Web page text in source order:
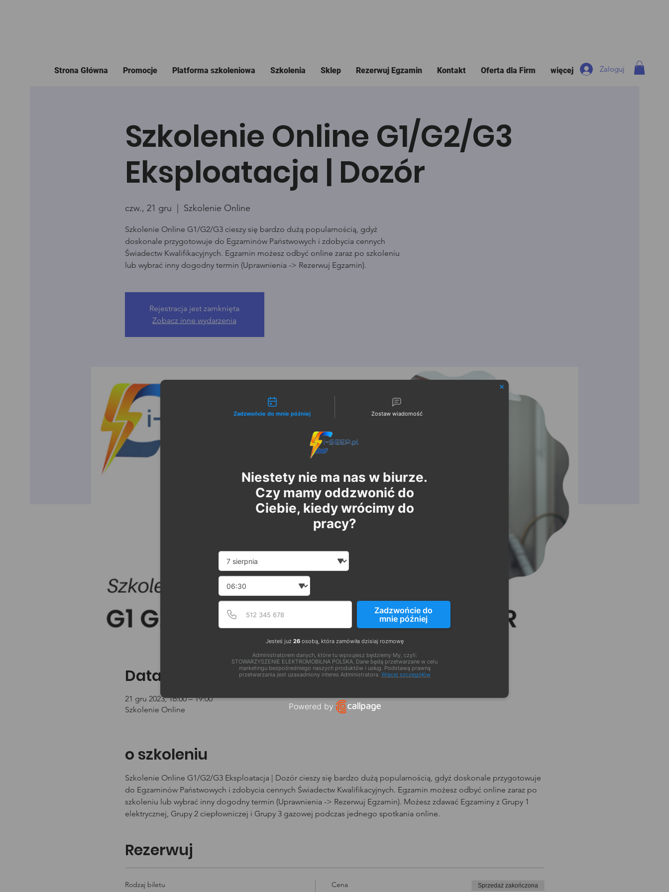
Strona Główna Promocje Platforma szkoleniowa Szkolenia Sklep Rezerwuj Egzamin Kontakt Oferta dla Firm więcej Zaloguj
Szkolenie Online G1/G2/G3
Eksploatacja | Dozór
czw., 21 gru
  |
Szkolenie Online
Szkolenie Online G1/G2/G3 cieszy się bardzo dużą popularnością, gdyż
doskonale przygotowuje do Egzaminów Państwowych i zdobycia cennych
Świadectw Kwalifikacyjnych. Egzamin możesz odbyć online zaraz po szkoleniu
lub wybrać inny dogodny termin (Uprawnienia -> Rezerwuj Egzamin).
Rejestracja jest zamknięta
Zobacz inne wydarzenia
Data i godzina szkolenia
21 gru 2023, 16:00 – 19:00
Szkolenie Online
o szkoleniu
Szkolenie Online G1/G2/G3 Eksploatacja | Dozór cieszy się bardzo dużą popularnością, gdyż doskonale przygotowuje
do Egzaminów Państwowych i zdobycia cennych Świadectw Kwalifikacyjnych. Egzamin możesz odbyć online zaraz po
szkoleniu lub wybrać inny dogodny termin (Uprawnienia -> Rezerwuj Egzamin). Możesz zdawać Egzaminy z Grupy 1
elektrycznej, Grupy 2 ciepłowniczej i Grupy 3 gazowej podczas jednego spotkania online.
Rezerwuj
Rodzaj biletu Cena Sprzedaż zakończona
Możliwości kontaktu
Zadzwońcie do mnie później Zostaw wiadomość
Niestety nie ma nas w biurze.
Czy mamy oddzwonić do
Ciebie, kiedy wrócimy do
pracy?
Date and time slection for scheduled call
Wybierz datę
Wybierz godzinę
Numer telefonu
Podaj poprawny numer telefonu w formacie E164
Zadzwońcie do
mnie później
Jesteś już 26osobą, która zamówiła dzisiaj rozmowę
Administratorem danych, które tu wpisujesz będziemy My, czyli:
STOWARZYSZENIE ELEKTROMOBILNA POLSKA. Dane będą przetwarzane w celu
marketingu bezpośredniego naszych produktów i usług. Podstawą prawną
przetwarzania jest uzasadniony interes Administratora. Więcej szczegółów
Powered by